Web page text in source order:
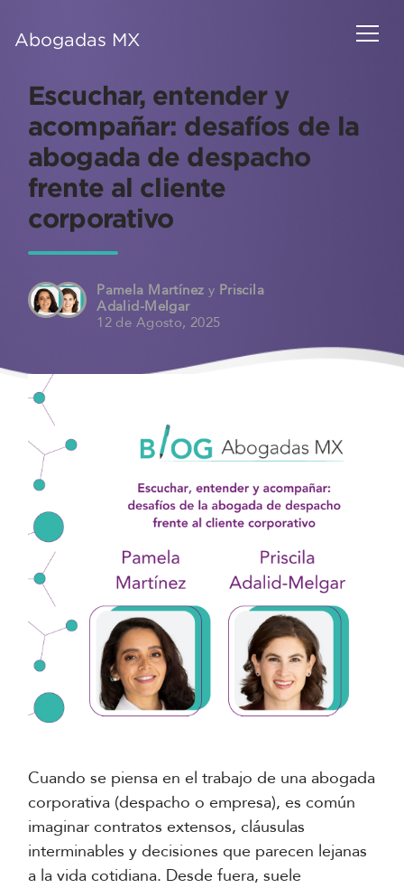
Abogadas MX
Escuchar, entender y
acompañar: desafíos de la
abogada de despacho
frente al cliente
corporativo
Pamela Martínez y Priscila
Adalid-Melgar
12 de Agosto, 2025
Cuando se piensa en el trabajo de una abogada
corporativa (despacho o empresa), es común
imaginar contratos extensos, cláusulas
interminables y decisiones que parecen lejanas
a la vida cotidiana. Desde fuera, suele